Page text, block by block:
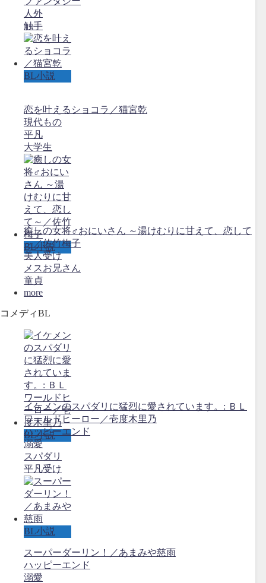
人外
触手
BL小説
恋を叶えるショコラ／猫宮乾
現代もの
平凡
大学生
BL小説
癒しの女将♂おにいさん ～湯けむりに甘えて、恋して
～／佐竹梅子
美人受け
メスお兄さん
童貞
more
コメディBL
BL小説
イケメンのスパダリに猛烈に愛されています。: ＢＬ
ワールドヒーロー／壱度木里乃
ハッピーエンド
溺愛
スパダリ
平凡受け
BL小説
スーパーダーリン！／あまみや慈雨
ハッピーエンド
溺愛